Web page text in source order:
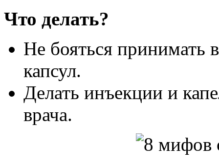
Что делать?
Не бояться принимать
капсул.
Делать инъекции и
врача.